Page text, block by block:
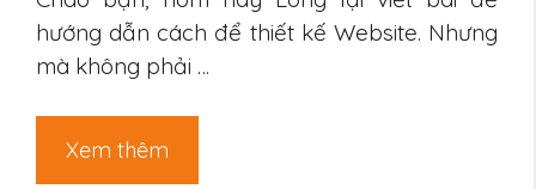
hướng dẫn cách để thiết kế Website. Nhưng
mà không phải …
Xem thêm